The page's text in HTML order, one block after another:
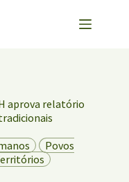
aprova relatório
Povos